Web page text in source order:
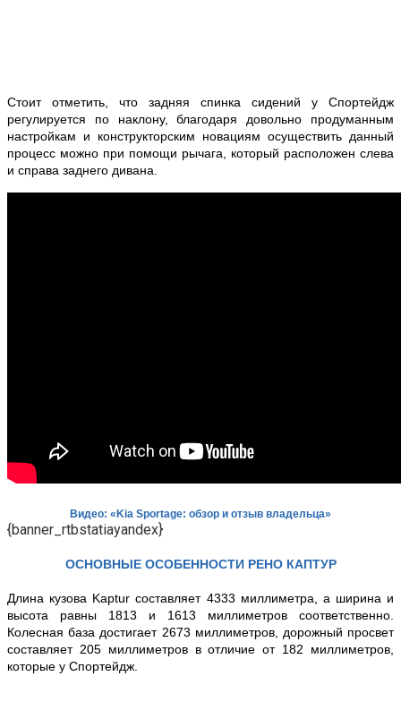
Стоит отметить, что задняя спинка сидений у Спортейдж
регулируется по наклону, благодаря довольно продуманным
настройкам и конструкторским новациям осуществить данный
процесс можно при помощи рычага, который расположен слева
и справа заднего дивана.
Видео: «Kia Sportage: обзор и отзыв владельца»
{banner_rtbstatiayandex}
ОСНОВНЫЕ ОСОБЕННОСТИ РЕНО КАПТУР
Длина кузова Kaptur составляет 4333 миллиметра, а ширина и
высота равны 1813 и 1613 миллиметров соответственно.
Колесная база достигает 2673 миллиметров, дорожный просвет
составляет 205 миллиметров в отличие от 182 миллиметров,
которые у Спортейдж.